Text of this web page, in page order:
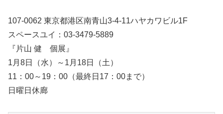
107-0062 東京都港区南青山3-4-11ハヤカワビル1F
スペースユイ：03-3479-5889
『片山 健 個展』
1月8日（水）～1月18日（土）
11：00～19：00（最終日17：00まで）
日曜日休廊